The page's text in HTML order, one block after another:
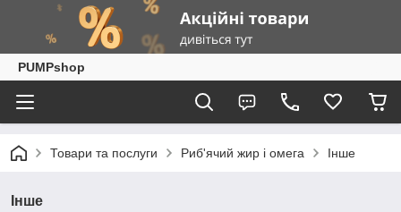
PUMPshop
Товари та послуги Риб'ячий жир і омега Інше
Інше